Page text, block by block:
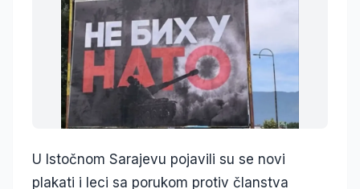
U Istočnom Sarajevu pojavili su se novi
plakati i leci sa porukom protiv članstva